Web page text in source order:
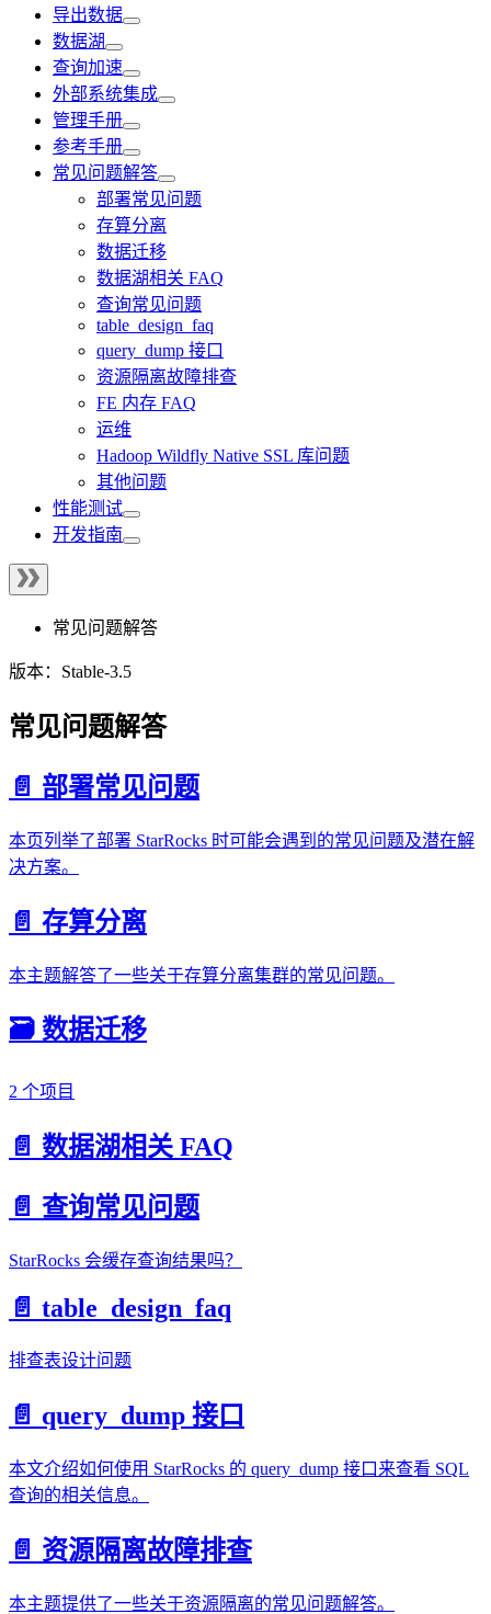
导出数据
数据湖
查询加速
外部系统集成
管理手册
参考手册
常见问题解答
部署常见问题
存算分离
数据迁移
数据湖相关 FAQ
查询常见问题
table_design_faq
query_dump 接口
资源隔离故障排查
FE 内存 FAQ
运维
Hadoop Wildfly Native SSL 库问题
其他问题
性能测试
开发指南
常见问题解答
版本：Stable-3.5
常见问题解答
📄️ 部署常见问题
本页列举了部署 StarRocks 时可能会遇到的常见问题及潜在解
决方案。
📄️ 存算分离
本主题解答了一些关于存算分离集群的常见问题。
🗃️ 数据迁移
2 个项目
📄️ 数据湖相关 FAQ
📄️ 查询常见问题
StarRocks 会缓存查询结果吗？
📄️ table_design_faq
排查表设计问题
📄️ query_dump 接口
本文介绍如何使用 StarRocks 的 query_dump 接口来查看 SQL
查询的相关信息。
📄️ 资源隔离故障排查
本主题提供了一些关于资源隔离的常见问题解答。